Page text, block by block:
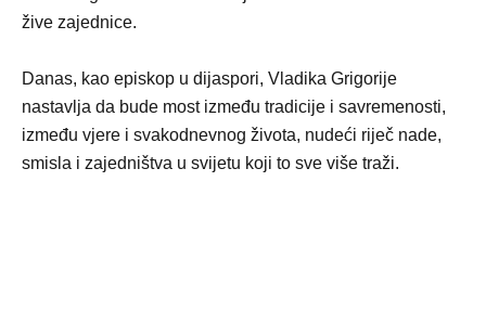
žive zajednice.
Danas, kao episkop u dijaspori, Vladika Grigorije
nastavlja da bude most između tradicije i savremenosti,
između vjere i svakodnevnog života, nudeći riječ nade,
smisla i zajedništva u svijetu koji to sve više traži.